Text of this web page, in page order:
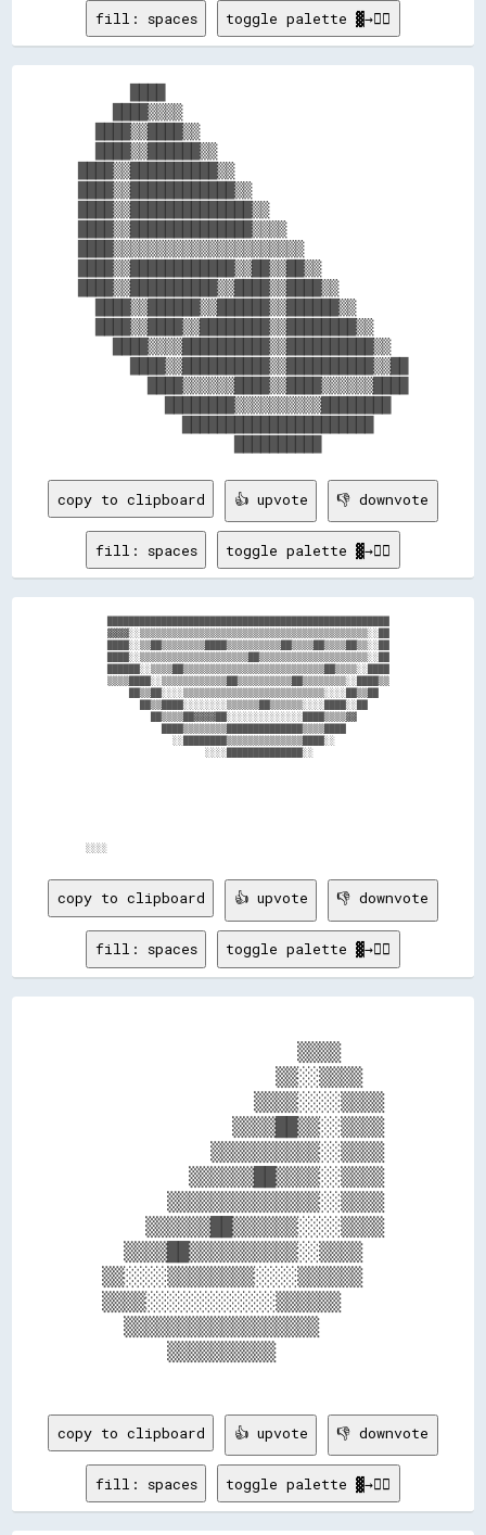
fill: spaces toggle palette ▓→✊🏽
    ████▒▒▒▒
  ████▒▒████▒▒
  ████▒▒██████▒▒
████▒▒██████████▒▒
████▒▒████████████▒▒
████▒▒██████████████▒▒
████▒▒██████████████▒▒▒▒
████▒▒▒▒▒▒▒▒▒▒▒▒▒▒▒▒▒▒▒▒▒▒
████▒▒████████████▒▒██▒▒██▒▒
████▒▒██████████▒▒████▒▒████▒▒
  ████▒▒██████▒▒██████▒▒██████▒▒
  ████▒▒████▒▒████████▒▒████████▒▒
    ████▒▒▒▒██████████▒▒██████████▒▒
      ████▒▒██████████▒▒██████████▒▒██
        ████▒▒▒▒▒▒████▒▒████▒▒▒▒▒▒████
          ████████▒▒▒▒▒▒▒▒▒▒████████
copy to clipboard 👍 upvote 👎 downvote
fill: spaces toggle palette ▓→✊🏽
      ████████████████████████████████████████████████████
      ▓▓▓▓░░▒▒▒▒▒▒▒▒▒▒▒▒▒▒▒▒▒▒▒▒▒▒▒▒▒▒▒▒▒▒▒▒▒▒▒▒▒▒▒▒▒▒░░██
      ████░░▒▒██▒▒▒▒▒▒▒▒████▒▒▒▒▒▒▒▒▒▒██▒▒▒▒██▒▒▒▒██▒▒░░██
      ████░░▒▒▒▒▒▒▒▒▒▒▒▒▒▒▒▒▒▒▒▒██▒▒▒▒▒▒▒▒▒▒▒▒▒▒▒▒▒▒▒▒░░██
      ██████░░▒▒▒▒██▒▒▒▒▒▒▒▒▒▒▒▒▒▒▒▒▒▒▒▒▒▒▒▒▒▒██▒▒▒▒░░████
      ▒▒▒▒████░░▒▒▒▒▒▒▒▒▒▒▒▒██▒▒▒▒▒▒▒▒▒▒██▒▒▒▒▒▒▒▒░░████▒▒
          ██▒▒██░░░░▒▒▒▒▒▒▒▒▒▒▒▒▒▒▒▒▒▒▒▒▒▒▒▒▒▒░░░░██▒▒██
            ██▒▒████░░░░░░░░▒▒▒▒▒▒██▒▒▒▒▒▒░░░░████░░██
              ██▒▒▒▒██▓▓▓▓██░░░░░░░░░░░░░░████▒▒▒▒▓▓
                ████▒▒▒▒▒▒▒▒██████████████▒▒▒▒████
                  ░░████████▒▒▒▒▒▒▒▒▒▒▒▒▒▒████░░
                        ░░░░██████████████░░
copy to clipboard 👍 upvote 👎 downvote
fill: spaces toggle palette ▓→✊🏽
                    ▒▒▒▒
                  ▒▒░░▒▒▒▒
                ▒▒▒▒░░░░▒▒▒▒
              ▒▒▒▒██▒▒░░▒▒▒▒
            ▒▒▒▒▒▒▒▒▒▒░░▒▒▒▒
          ▒▒▒▒▒▒██▒▒▒▒░░▒▒▒▒
        ▒▒▒▒▒▒▒▒▒▒▒▒▒▒░░▒▒▒▒
      ▒▒▒▒▒▒██▒▒▒▒▒▒░░░░▒▒▒▒
    ▒▒▒▒██▒▒▒▒▒▒▒▒▒▒░░▒▒▒▒
  ▒▒░░░░▒▒▒▒▒▒▒▒░░░░▒▒▒▒▒▒
  ▒▒▒▒░░░░░░░░░░░░▒▒▒▒▒▒
    ▒▒▒▒▒▒▒▒▒▒▒▒▒▒▒▒▒▒
        ▒▒▒▒▒▒▒▒▒▒
copy to clipboard 👍 upvote 👎 downvote
fill: spaces toggle palette ▓→✊🏽